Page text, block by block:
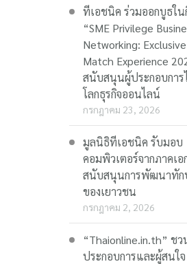
ทีเอชนิค ร่วมออกบูธใน
“SME Privilege
Networking:
Match Experience
สนับสนุนผู้ประกอบการ
โลกธุรกิจออนไลน์
กรกฎาคม 23, 2026
มูลนิธิทีเอชนิค รับมอบ
คอมพิวเตอร์จากภาคเ
สนับสนุนการพัฒนาทัก
ของเยาวชน
กรกฎาคม 2, 2026
“Thaionline.in.th” ชว
ประกอบการและผู้สนใ